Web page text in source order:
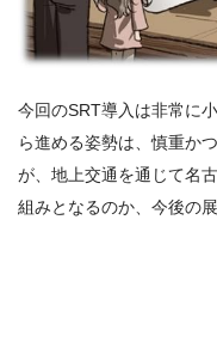
今回のSRT導入は非常に
ら進める姿勢は、慎重か
が、地上交通を通じて名
組みとなるのか、今後の